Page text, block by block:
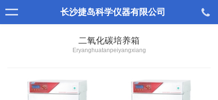
长沙捷岛科学仪器有限公司
二氧化碳培养箱
Eryanghuatanpeiyangxiang